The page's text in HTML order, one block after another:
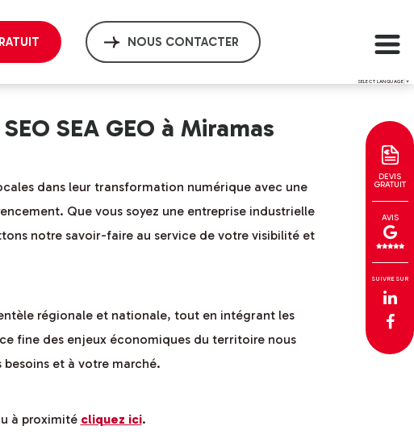
NOUS CONTACTER
SELECT LANGUAGE ▼
DEVIS
GRATUIT
AVIS
SUIVRE SUR
SEA GEO à Miramas
dans leur transformation numérique avec une
Que vous soyez une entreprise industrielle
notre savoir-faire au service de votre visibilité et
régionale et nationale, tout en intégrant les
fine des enjeux économiques du territoire nous
et à votre marché.
à proximité cliquez ici.